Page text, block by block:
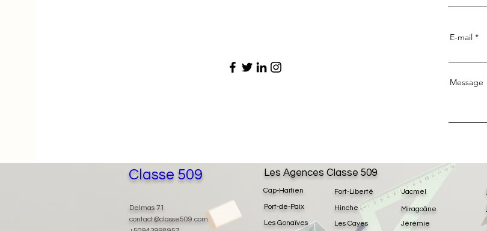
E-mail
Message
Classe 509
Delmas 71
contact@classe509.com
Fort-Liberté
Hinche
Les Cayes
Jacmel
Jérémie
Miragoâne
Les Agences Classe 509
Cap-Haïtien
Port-de-Paix
Les Gonaïves